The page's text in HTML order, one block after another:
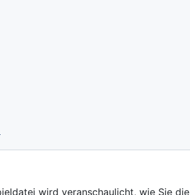
wird veranschaulicht, wie Sie die